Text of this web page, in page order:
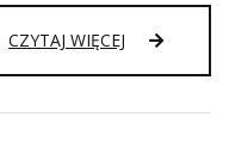
CZYTAJ WIĘCEJ SZKOŁA
SERBACH